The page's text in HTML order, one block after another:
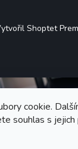
cookie.
souhlas s jejich
Shoptet